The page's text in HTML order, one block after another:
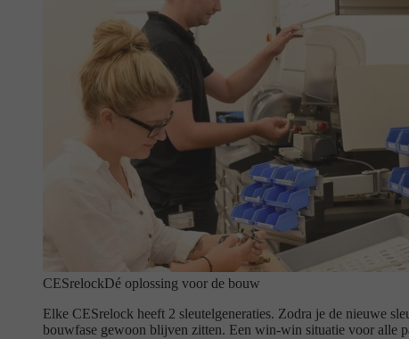
CESrelockDé oplossing voor de bouw
Elke CESrelock heeft 2 sleutelgeneraties. Zodra je de nieuwe
bouwfase gewoon blijven zitten. Een win-win situatie voor alle